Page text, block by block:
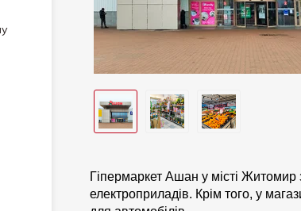
Гіпермаркет Ашан у місті Житомир
електроприладів. Крім того, у